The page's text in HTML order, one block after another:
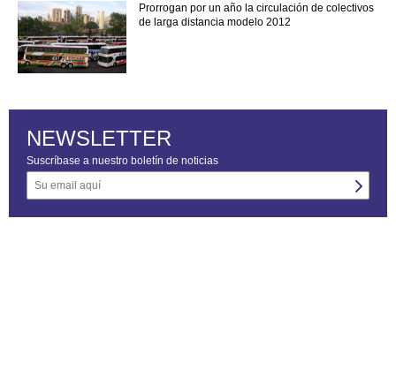
Prorrogan por un año la circulación de colectivos
de larga distancia modelo 2012
NEWSLETTER
Suscríbase a nuestro boletín de noticias